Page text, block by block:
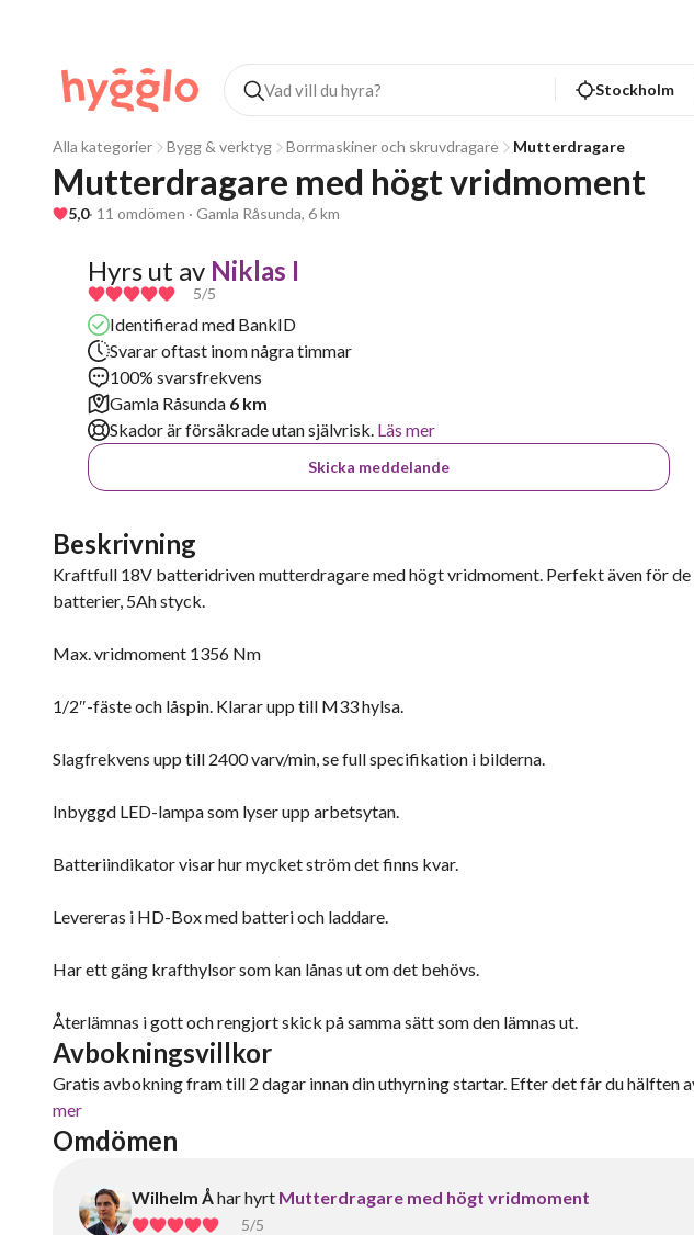
Stockholm
Alla kategorier Bygg & verktyg Borrmaskiner och skruvdragare Mutterdragare
Mutterdragare med högt vridmoment
5,0· 11 omdömen · Gamla Råsunda, 6 km
Hyrs ut av Niklas I
5/5
Identifierad med BankID
Svarar oftast inom några timmar
100% svarsfrekvens
Gamla Råsunda 6 km
Skador är försäkrade utan självrisk. Läs mer
Skicka meddelande
Beskrivning
Kraftfull 18V batteridriven mutterdragare med högt vridmoment. Perfekt även för
batterier, 5Ah styck.
Max. vridmoment 1356 Nm
1/2″-fäste och låspin. Klarar upp till M33 hylsa.
Slagfrekvens upp till 2400 varv/min, se full specifikation i bilderna.
Inbyggd LED-lampa som lyser upp arbetsytan.
Batteriindikator visar hur mycket ström det finns kvar.
Levereras i HD-Box med batteri och laddare.
Har ett gäng krafthylsor som kan lånas ut om det behövs.
Återlämnas i gott och rengjort skick på samma sätt som den lämnas ut.
Avbokningsvillkor
Gratis avbokning fram till 2 dagar innan din uthyrning startar. Efter det får du hälften
mer
Omdömen
Wilhelm Åhar hyrt Mutterdragare med högt vridmoment
5/5